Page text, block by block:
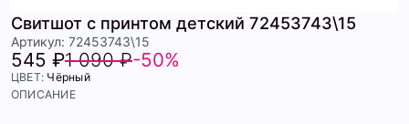
Свитшот с принтом детский 72453743\15
Артикул: 72453743\15
545 ₽1 090 ₽-50%
ЦВЕТ: Чёрный
ОПИСАНИЕ